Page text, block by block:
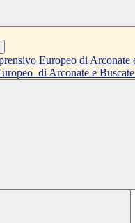
di Arconate e Buscate